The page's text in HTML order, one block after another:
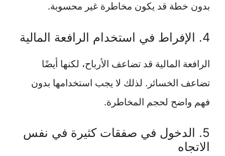
بدون خطة قد يكون مخاطرة غير محسوبة.
4. الإفراط في استخدام الرافعة المالية
الرافعة المالية قد تضاعف الأرباح، لكنها أيضًا
تضاعف الخسائر. لذلك لا يجب استخدامها بدون
فهم واضح لحجم المخاطرة.
5. الدخول في صفقات كثيرة في نفس
الاتجاه